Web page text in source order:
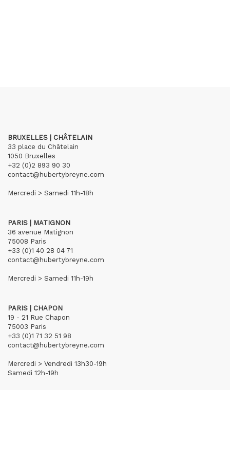
BRUXELLES | CHÂTELAIN
33 place du Châtelain
1050 Bruxelles
+32 (0)2 893 90 30
contact@hubertybreyne.com
Mercredi > Samedi 11h-18h
PARIS | MATIGNON
36 avenue Matignon
75008 Paris
+33 (0)1 40 28 04 71
contact@hubertybreyne.com
Mercredi > Samedi 11h-19h
PARIS | CHAPON
19 - 21 Rue Chapon
75003 Paris
+33 (0)1 71 32 51 98
contact@hubertybreyne.com
Mercredi > Vendredi 13h30-19h
Samedi 12h-19h